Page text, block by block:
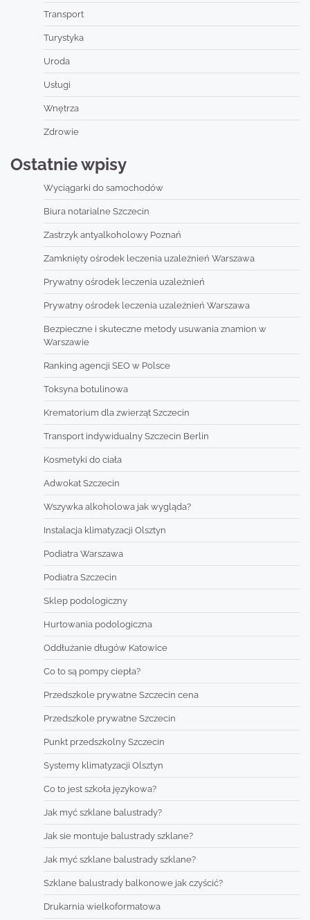
Transport
Turystyka
Uroda
Usługi
Wnętrza
Zdrowie
Ostatnie wpisy
Wyciągarki do samochodów
Biura notarialne Szczecin
Zastrzyk antyalkoholowy Poznań
Zamknięty ośrodek leczenia uzależnień Warszawa
Prywatny ośrodek leczenia uzależnień
Prywatny ośrodek leczenia uzależnień Warszawa
Bezpieczne i skuteczne metody usuwania znamion w
Warszawie
Ranking agencji SEO w Polsce
Toksyna botulinowa
Krematorium dla zwierząt Szczecin
Transport indywidualny Szczecin Berlin
Kosmetyki do ciała
Adwokat Szczecin
Wszywka alkoholowa jak wygląda?
Instalacja klimatyzacji Olsztyn
Podiatra Warszawa
Podiatra Szczecin
Sklep podologiczny
Hurtowania podologiczna
Oddłużanie długów Katowice
Co to są pompy ciepła?
Przedszkole prywatne Szczecin cena
Przedszkole prywatne Szczecin
Punkt przedszkolny Szczecin
Systemy klimatyzacji Olsztyn
Co to jest szkoła językowa?
Jak myć szklane balustrady?
Jak sie montuje balustrady szklane?
Jak myć szklane balustrady szklane?
Szklane balustrady balkonowe jak czyścić?
Drukarnia wielkoformatowa